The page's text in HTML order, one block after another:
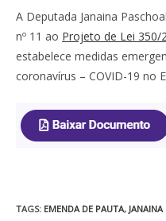
A Deputada Janaina
nº 11 ao Projeto de Lei 350/
estabelece medidas
coronavírus – COVID-19 no
TAGS: EMENDA DE PAUTA,